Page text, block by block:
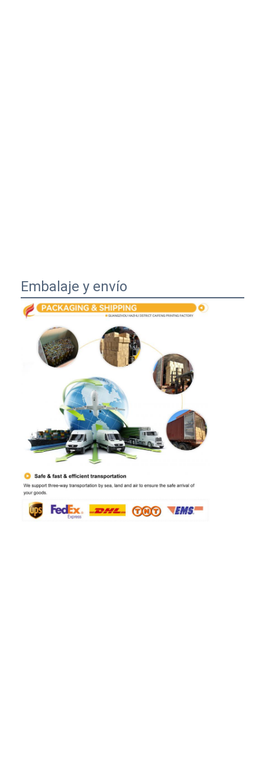
Embalaje y envío